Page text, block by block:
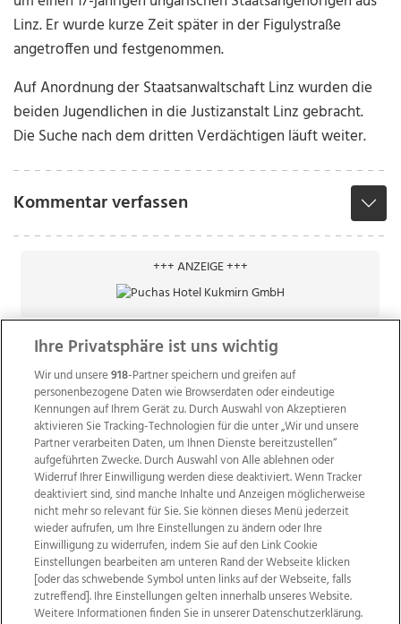
Linz. Er wurde kurze Zeit später in der Figulystraße
angetroffen und festgenommen.
Auf Anordnung der Staatsanwaltschaft Linz wurden die
beiden Jugendlichen in die Justizanstalt Linz gebracht.
Die Suche nach dem dritten Verdächtigen läuft weiter.
Kommentar verfassen
+++ ANZEIGE +++
Wir über uns Mediadaten Kontakt
Jobs
Datenschutz
Impressum
AGB Anzeigekunden
AGB Website
Ehrenkodex Politische Werbung
Ihre Privatsphäre ist uns wichtig
Wir und unsere918-Partner speichern und greifen auf
personenbezogene Daten wie Browserdaten oder eindeutige
Kennungen auf Ihrem Gerät zu. Durch Auswahl von Akzeptieren
aktivieren Sie Tracking-Technologien für die unter „Wir und unsere
Partner verarbeiten Daten, um Ihnen Dienste bereitzustellen“
aufgeführten Zwecke. Durch Auswahl von Alle ablehnen oder
Widerruf Ihrer Einwilligung werden diese deaktiviert. Wenn Tracker
deaktiviert sind, sind manche Inhalte und Anzeigen möglicherweise
nicht mehr so relevant für Sie. Sie können dieses Menü jederzeit
wieder aufrufen, um Ihre Einstellungen zu ändern oder Ihre
Einwilligung zu widerrufen, indem Sie auf den Link Cookie
Einstellungen bearbeiten am unteren Rand der Webseite klicken
[oder das schwebende Symbol unten links auf der Webseite, falls
zutreffend]. Ihre Einstellungen gelten innerhalb unseres Website.
Weitere Informationen finden Sie in unserer Datenschutzerklärung.